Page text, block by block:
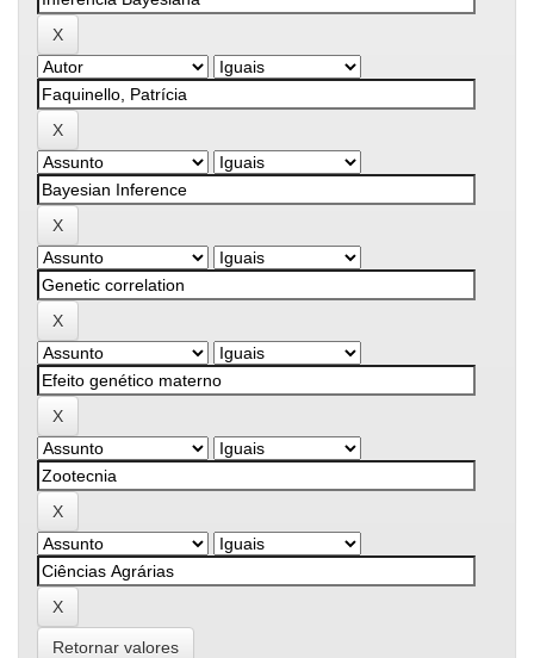
Retornar valores